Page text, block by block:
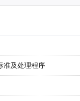
准及处理程序